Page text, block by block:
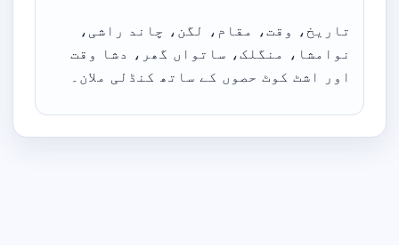
تاریخ، وقت، مقام، لگن، چاند راشی،
نوامشا، منگلک، ساتواں گھر، دشا وقت
اور اشٹ کوٹ حصوں کے ساتھ کنڈلی ملان۔